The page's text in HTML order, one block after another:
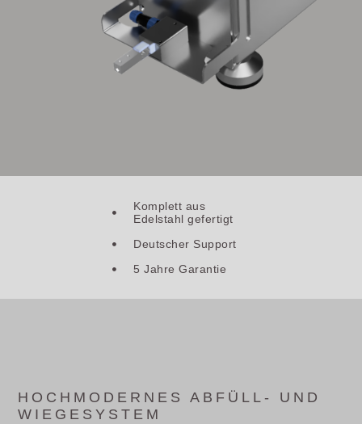
Komplett aus
Edelstahl gefertigt
Deutscher Support
5 Jahre Garantie
HOCHMODERNES ABFÜLL- UND
WIEGESYSTEM